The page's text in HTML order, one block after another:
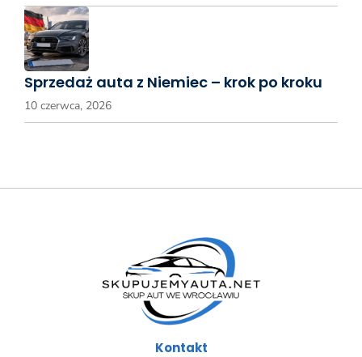
Sprzedaż auta z Niemiec – krok po kroku
10 czerwca, 2026
Kontakt